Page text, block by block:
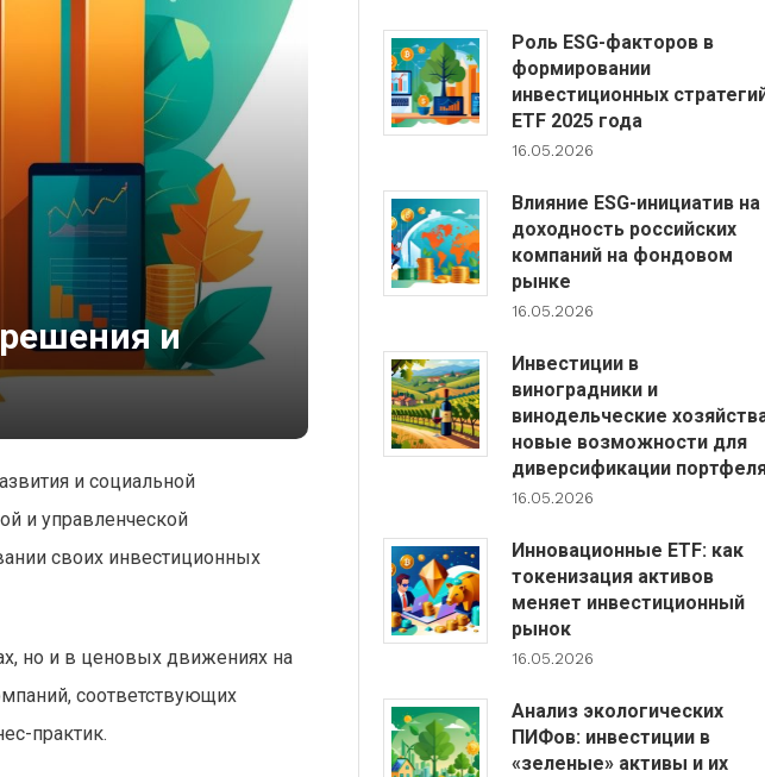
и
и социальной
и управленческой
своих инвестиционных
но и в ценовых движениях на
соответствующих
практик.
Роль ESG-факторов в
формировании
инвестиционных
ETF 2025 года
16.05.2026
Влияние ESG-инициатив на
доходность российских
компаний на фондовом
рынке
16.05.2026
Инвестиции в
виноградники и
винодельческие
новые возможности для
диверсификации
16.05.2026
Инновационные ETF: как
токенизация активов
меняет инвестиционный
рынок
16.05.2026
Анализ экологических
ПИФов: инвестиции в
«зеленые» активы и их